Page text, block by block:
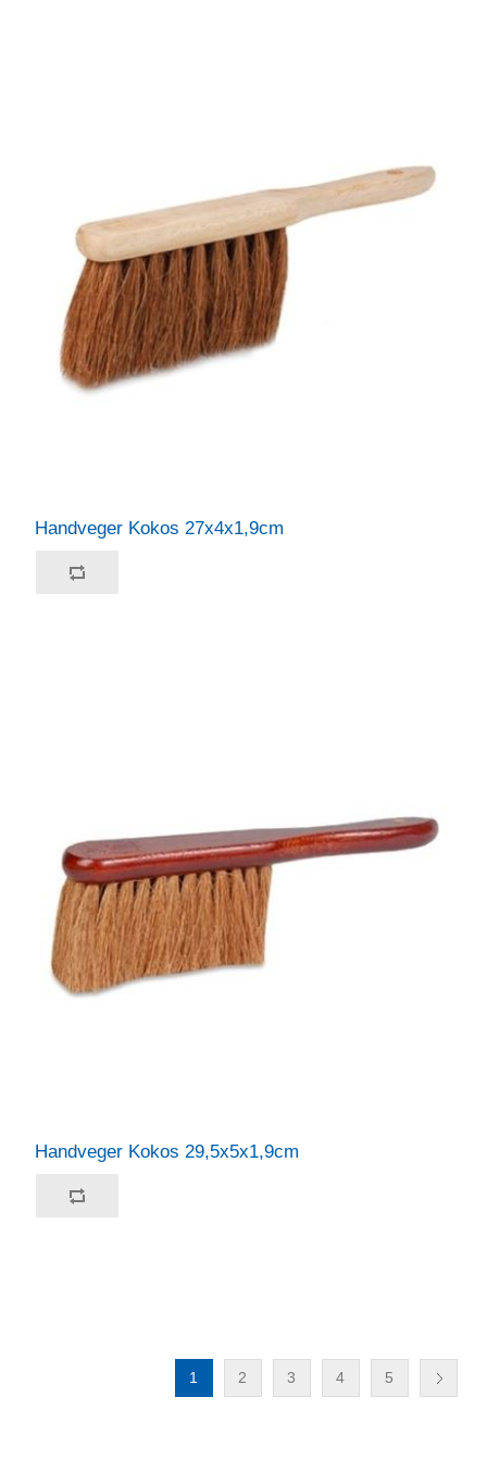
Handveger Kokos 27x4x1,9cm
Handveger Kokos 29,5x5x1,9cm
1 2 3 4 5